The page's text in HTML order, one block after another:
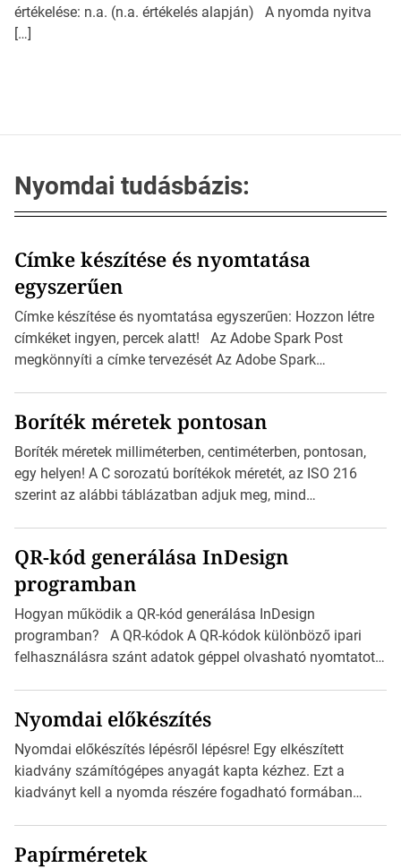
értékelése: n.a. (n.a. értékelés alapján) A nyomda nyitva
[…]
Nyomdai tudásbázis:
Címke készítése és nyomtatása
egyszerűen
Címke készítése és nyomtatása egyszerűen: Hozzon létre
címkéket ingyen, percek alatt! Az Adobe Spark Post
megkönnyíti a címke tervezését Az Adobe Spark
igazán foroghatnak a kreatív fogaskerekek, miközben
zajlik a saját címke készítése. Hogyan készítsünk címkét?
Válasszon méretet és alakot: Válassza ki a kívánt címke
méretét. Akár néhány személyes […]
Boríték méretek pontosan
Boríték méretek milliméterben, centiméterben, pontosan,
egy helyen! A C sorozatú borítékok méretét, az ISO 216
szerint az alábbi táblázatban adjuk meg, mind
az A4-es papírlaphoz viszonyítva. Az amerikai és észak-
amerikai boríték méretére az ISO 216 nem vonatkozik.
Boríték méretének táblázata C0-tól C10-ig […]
QR-kód generálása InDesign
programban
Hogyan működik a QR-kód generálása InDesign
programban? A QR-kódok A QR-kódok különböző ipari
felhasználásra szánt adatok géppel olvasható nyomtatott
telepíthet egy QR-kód-leolvasó alkalmazást, ami leolvasni
és dekódolni képes az URL-információt és átirányítja a
telefon böngészőjét a cég weblapjára. A QR-kód
beolvasása után a felhasználó szöveges üzenetet kaphat,
Nyomdai előkészítés
Nyomdai előkészítés lépésről lépésre! Egy elkészített
kiadvány számítógépes anyagát kapta kézhez. Ezt a
kiadványt kell a nyomda részére fogadható formában
Illustratorban készült vektorgrafika. Minden esetben
Papírméretek